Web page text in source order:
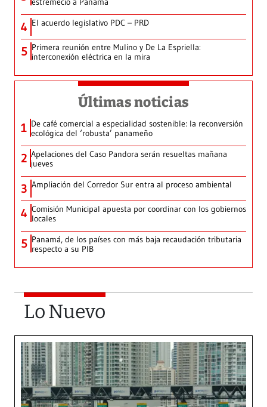
4 El acuerdo legislativo PDC – PRD
5 Primera reunión entre Mulino y De La Espriella:
interconexión eléctrica en la mira
Últimas noticias
1 De café comercial a especialidad sostenible: la reconversión
ecológica del ‘robusta’ panameño
2 Apelaciones del Caso Pandora serán resueltas mañana
jueves
3 Ampliación del Corredor Sur entra al proceso ambiental
4 Comisión Municipal apuesta por coordinar con los gobiernos
locales
5 Panamá, de los países con más baja recaudación tributaria
respecto a su PIB
Lo Nuevo